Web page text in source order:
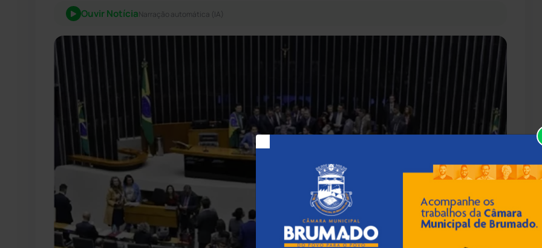
Ouvir NotíciaNarração automática (IA)